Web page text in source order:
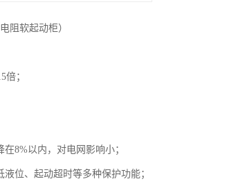
阻软起动柜）
倍；
8%以内，对电网影响小；
位、起动超时等多种保护功能；